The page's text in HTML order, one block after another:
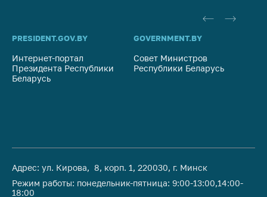
PRESIDENT.GOV.BY
Интернет-портал
Президента Республики
Беларусь
GOVERNMENT.BY
Совет Министров
Республики Беларусь
Адрес: ул. Кирова, 8, корп. 1, 220030, г. Минск
Режим работы: понедельник-пятница: 9:00-13:00,14:00-
18:00